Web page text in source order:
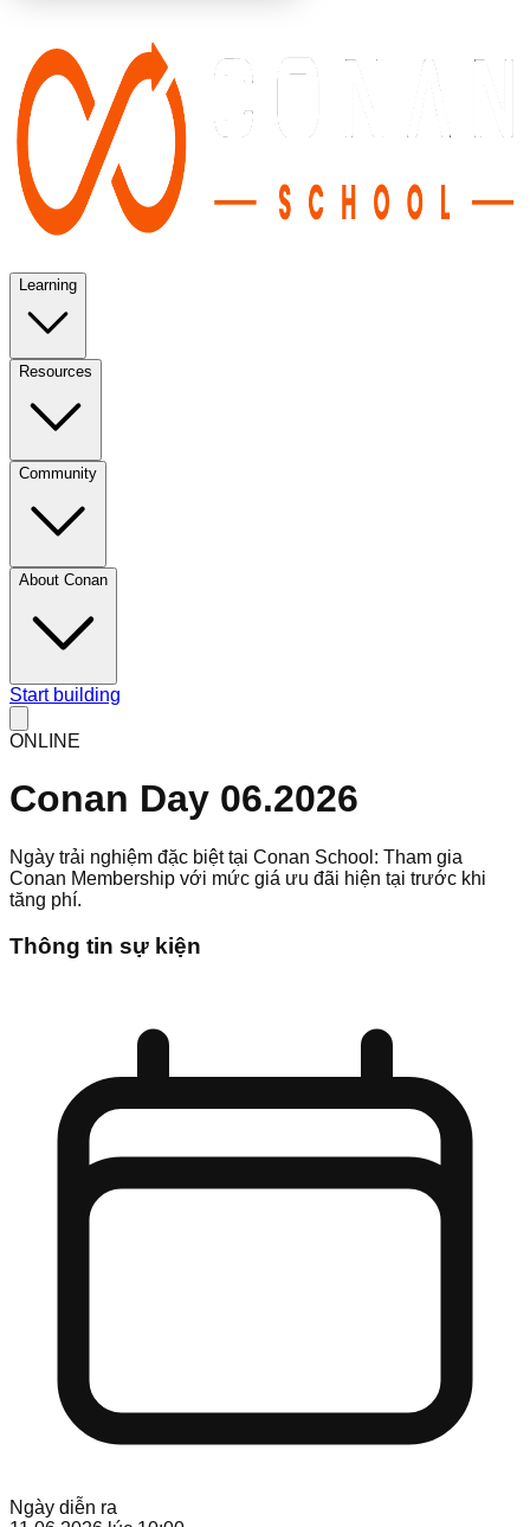
Learning
Resources
Community
About Conan
Start building
ONLINE
Conan Day 06.2026
Ngày trải nghiệm đặc biệt tại Conan School: Tham gia
Conan Membership với mức giá ưu đãi hiện tại trước khi
tăng phí.
Thông tin sự kiện
Ngày diễn ra